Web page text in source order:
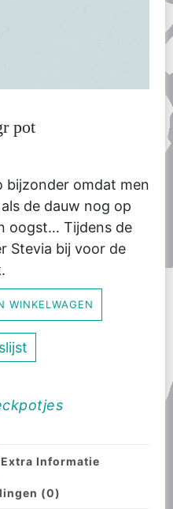
pot
bijzonder omdat men
de dauw nog op
oogst… Tijdens de
Stevia bij voor de
WINKELWAGEN
Extra Informatie
(0)